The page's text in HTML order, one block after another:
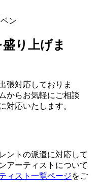
ン
り上げま
張対応しておりま
からお気軽にご相談
対応いたします。
ントの派遣に対応して
アーティストについて
ィスト一覧ページをご